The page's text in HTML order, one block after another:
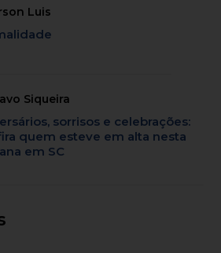
Luis
Siqueira
sorrisos e celebrações:
quem esteve em alta nesta
em SC